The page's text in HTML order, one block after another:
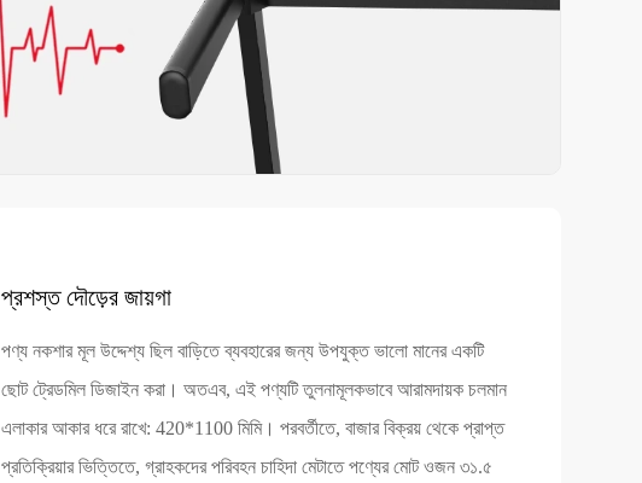
প্রশস্ত দৌড়ের জায়গা
পণ্য নকশার মূল উদ্দেশ্য ছিল বাড়িতে ব্যবহারের জন্য উপযুক্ত ভালো মানের একটি
ছোট ট্রেডমিল ডিজাইন করা। অতএব, এই পণ্যটি তুলনামূলকভাবে আরামদায়ক চলমান
এলাকার আকার ধরে রাখে: 420*1100 মিমি। পরবর্তীতে, বাজার বিক্রয় থেকে প্রাপ্ত
প্রতিক্রিয়ার ভিত্তিতে, গ্রাহকদের পরিবহন চাহিদা মেটাতে পণ্যের মোট ওজন ৩১.৫